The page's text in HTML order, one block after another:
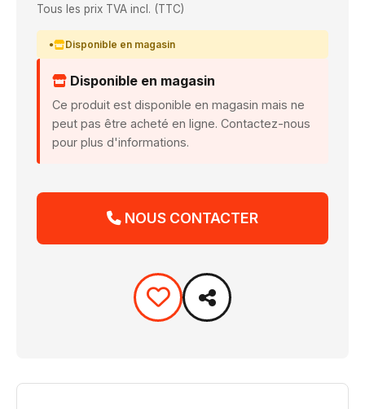
Tous les prix TVA incl. (TTC)
Disponible en magasin
Disponible en magasin
Ce produit est disponible en magasin mais ne
peut pas être acheté en ligne. Contactez-nous
pour plus d'informations.
NOUS CONTACTER